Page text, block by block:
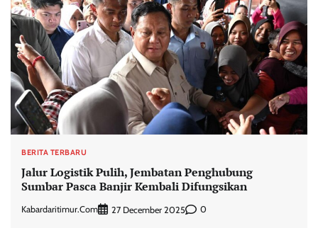
BERITA TERBARU
Jalur Logistik Pulih, Jembatan Penghubung
Sumbar Pasca Banjir Kembali Difungsikan
Kabardaritimur.com 27 December 2025 0